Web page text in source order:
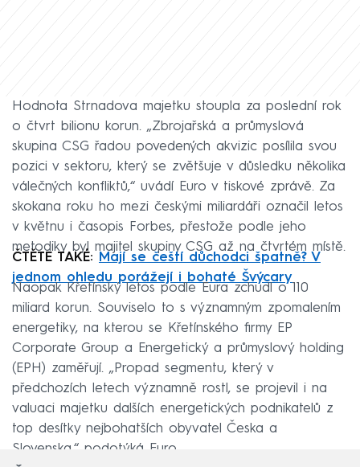
Hodnota Strnadova majetku stoupla za poslední rok
o čtvrt bilionu korun. „Zbrojařská a průmyslová
skupina CSG řadou povedených akvizic posílila svou
pozici v sektoru, který se zvětšuje v důsledku několika
válečných konfliktů,“ uvádí Euro v tiskové zprávě. Za
skokana roku ho mezi českými miliardáři označil letos
v květnu i časopis Forbes, přestože podle jeho
metodiky byl majitel skupiny CSG až na čtvrtém místě.
ČTĚTE TAKÉ: Mají se čeští důchodci špatně? V
jednom ohledu porážejí i bohaté Švýcary
Naopak Křetínský letos podle Eura zchudl o 110
miliard korun. Souviselo to s významným zpomalením
energetiky, na kterou se Křetínského firmy EP
Corporate Group a Energetický a průmyslový holding
(EPH) zaměřují. „Propad segmentu, který v
předchozích letech významně rostl, se projevil i na
valuaci majetku dalších energetických podnikatelů z
top desítky nejbohatších obyvatel Česka a
Slovenska,“ podotýká Euro.